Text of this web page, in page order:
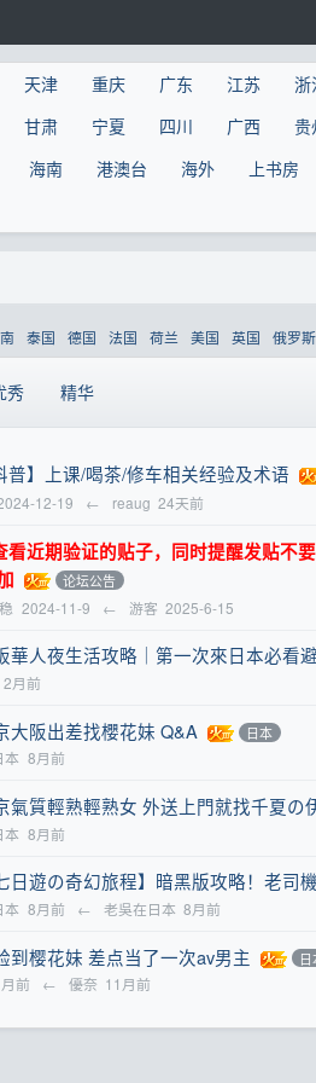
天津 重庆 广东 江苏 浙
甘肃 宁夏 四川 广西 贵
海南 港澳台 海外 上书房
泰国 德国 法国 荷兰 美国 英国 俄罗斯
秀 精华
普】上课/喝茶/修车相关经验及术语
12-19 ← reaug 24天前
看近期验证的贴子，同时提醒发贴不
论坛公告
2024-11-9 ← 游客 2025-6-15
華人夜生活攻略｜第一次來日本必看
2月前
大阪出差找櫻花妹 Q&A 日本
本 8月前
氣質輕熟輕熟女 外送上門就找千夏の
本 8月前
日遊の奇幻旅程】暗黑版攻略！老司
本 8月前 ← 老吳在日本 8月前
到樱花妹 差点当了一次av男主
前 ← 優奈 11月前